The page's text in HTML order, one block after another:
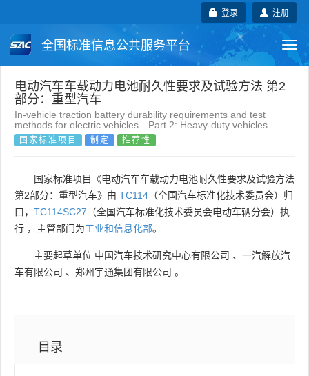
注册
登录
全国标准信息公共服务平台
国家标准 行业标准 地方标准
团体标准 企业标准 国际标准
电动汽车车载动力电池耐久性要求及试验方法 第2
部分：重型汽车
In-vehicle traction battery durability requirements and test
methods for electric vehicles—Part 2: Heavy-duty vehicles
国家标准项目 制定 推荐性
国家标准项目《电动汽车车载动力电池耐久性要求及试验方法
第2部分：重型汽车》由 TC114 （全国汽车标准化技术委员会）归
口， TC114SC27 （全国汽车标准化技术委员会电动车辆分会）执
行 ，主管部门为工业和信息化部。
主要起草单位 中国汽车技术研究中心有限公司 、 一汽解放汽
车有限公司 、 郑州宇通集团有限公司 。
目录